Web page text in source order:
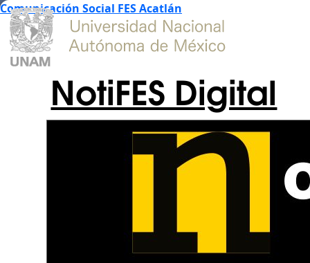
Comunicación Social FES Acatlán
NotiFES Digital